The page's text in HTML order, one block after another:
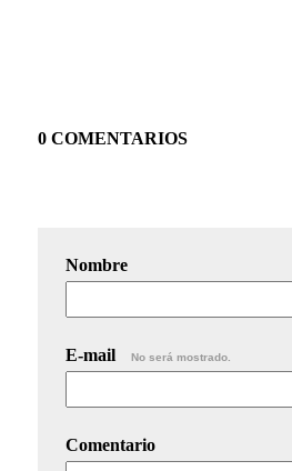
0 COMENTARIOS
Nombre
E-mail No será mostrado.
Comentario